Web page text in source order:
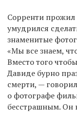
Сорренти
умудрился
знаменитые
«Мы все знаем,
Вместо того
Давиде бурно
смерти, —
о фотографе
бесстрашным. Он